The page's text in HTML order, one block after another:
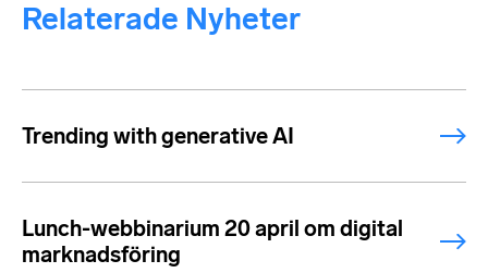
Relaterade Nyheter
Trending with generative AI
Lunch-webbinarium 20 april om digital
marknadsföring